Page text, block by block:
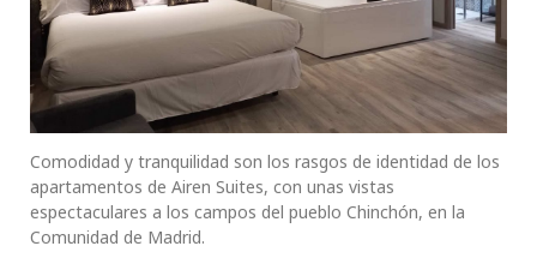
Comodidad y tranquilidad son los rasgos de identidad de los
apartamentos de Airen Suites, con unas vistas
espectaculares a los campos del pueblo Chinchón, en la
Comunidad de Madrid.